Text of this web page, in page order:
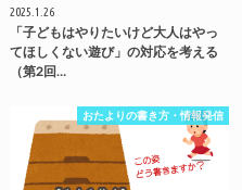
2025.1.26
「子どもはやりたいけど大人はやっ
てほしくない遊び」の対応を考える
（第2回…
おたよりの書き方・情報発信